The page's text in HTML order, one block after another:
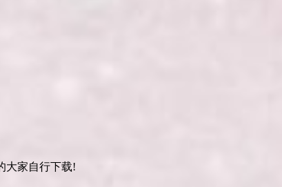
大家自行下载!